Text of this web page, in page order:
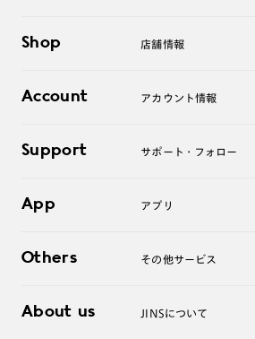
サングラス
コンタクトレンズ
アクセサリー
Shop 店舗情報
オンラインショップ
Account アカウント情報
ログアウト
Support サポート・フォロー
よくあるご質問
お問い合わせ
App アプリ
Others その他サービス
レンズ交換
About us JINSについて